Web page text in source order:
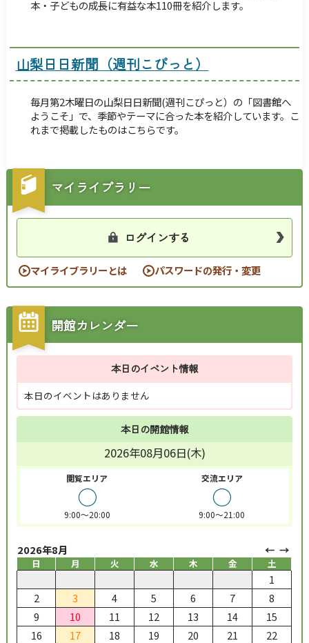
本・子どもの成長に有益な本110冊を紹介します。
山梨日日新聞（週刊こぴっと）
毎月第2木曜日の山梨日日新聞(週刊こぴっと）の「図書館へ
ようこそ」で、季節やテーマに合った本を紹介しています。こ
れまで掲載したものはこちらです。
マイライブラリー
ログインする
マイライブラリーとは パスワードの発行・変更
開館カレンダー
本日のイベント情報
本日のイベントはありません
本日の開館情報
2026年08月06日(木)
閲覧エリア
○
9:00～20:00
交流エリア
○
9:00～21:00
2026年8月
日 月 火 水 木 金 土
1
2
3 4 5 6 7
8
9
10 11 12 13 14
15
16
17 18 19 20 21
22